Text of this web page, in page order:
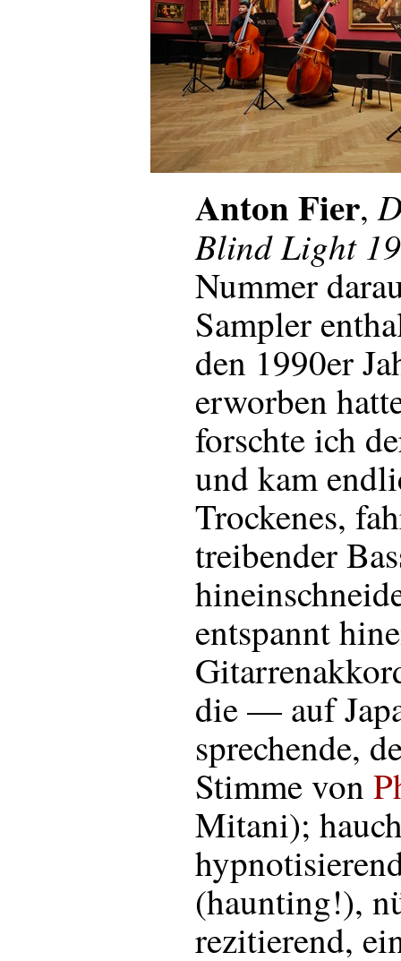
Anton Fier,
Blind Light
Nummer
Sampler
den 1990er
erworben
forschte ich
und kam
Trockenes,
treibender
entspannt
die — auf
sprechende,
Stimme von
Mitani);
(haunting!),
rezitierend,